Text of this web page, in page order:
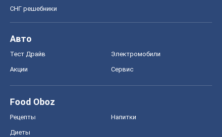
СНГ решебники
Авто
Тест Драйв Электромобили
Акции Сервис
Food Oboz
Рецепты Напитки
Диеты